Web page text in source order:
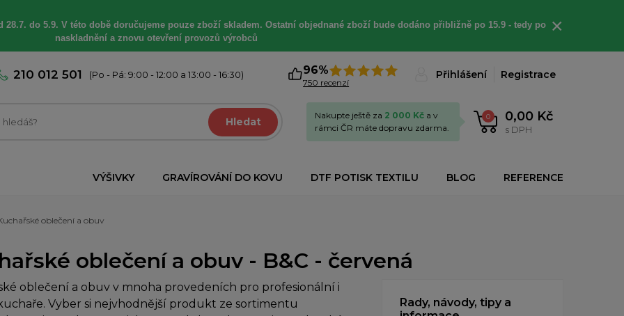
28.7. do 5.9. V této době doručujeme pouze zboží skladem. Ostatní objednané zboží bude dodáno přibližně po 15.9 - tedy po
naskladnění a znovu otevření provozů výrobců
×
210 012 501 (Po - Pá: 9:00 - 12:00 a 13:00 - 16:30) 96%
750 recenzí
Přihlášení Registrace
Hledat 0 0,00 Kč
s DPH
Nakupte ještě za 2 000 Kč a v
rámci ČR máte dopravu zdarma.
VÝŠIVKY GRAVÍROVÁNÍ DO KOVU DTF POTISK TEXTILU BLOG REFERENCE
oblečení a obuv
oblečení a obuv - B&C - červená
oblečení a obuv v mnoha provedeních pro profesionální i
Vyber si nejvhodnější produkt ze sortimentu
Rady, návody, tipy a